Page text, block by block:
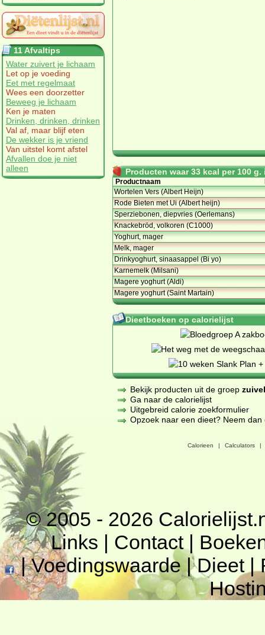
11 Afvaltips
Water zuivert je lichaam
Let op je voeding
Eet met regelmaat
Wees een doorzetter
Beweeg je lichaam
Ken je maten
Drinken, drinken, drinken
Val af, maar blijf eten
De wekker is je vriend
Van uitstel komt afstel
Afvallen doe je niet
alleen
Producten waar 33 kcal per 100
Productnaam
Wortelen Vers (Albert Heijn)
Rode Bieten met Ui (Albert heijn)
Sperziebonen, diepvries (Oerlemans)
Knackebröd, volkoren (C1000)
Yoghurt, mager
Melk, mager
Drinkyoghurt, sinaasappel (Bi yo)
Karnemelk (Milsani)
Magere yoghurt (Aldi)
Magere yoghurt (Saint Martain)
Dieetboeken op calorielijst
Bekijk producten uit de groep
Ga naar de calorielijst
Uitgebreid calorie zoekformulier
Opzoek naar een dieet? Neem
Calorieen | Calculators |
© 2005 - 2026
Links | Contact|
|Voedingswaarde|Dieet|